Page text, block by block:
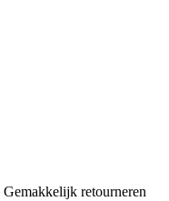
Gemakkelijk retourneren